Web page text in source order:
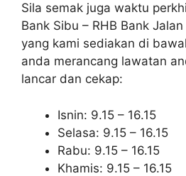
Sila semak juga waktu
Bank Sibu – RHB Bank
yang kami sediakan di
anda merancang lawatan
lancar dan cekap:
Isnin: 9.15 – 16.15
Selasa: 9.15 – 16.15
Rabu: 9.15 – 16.15
Khamis: 9.15 – 16.15